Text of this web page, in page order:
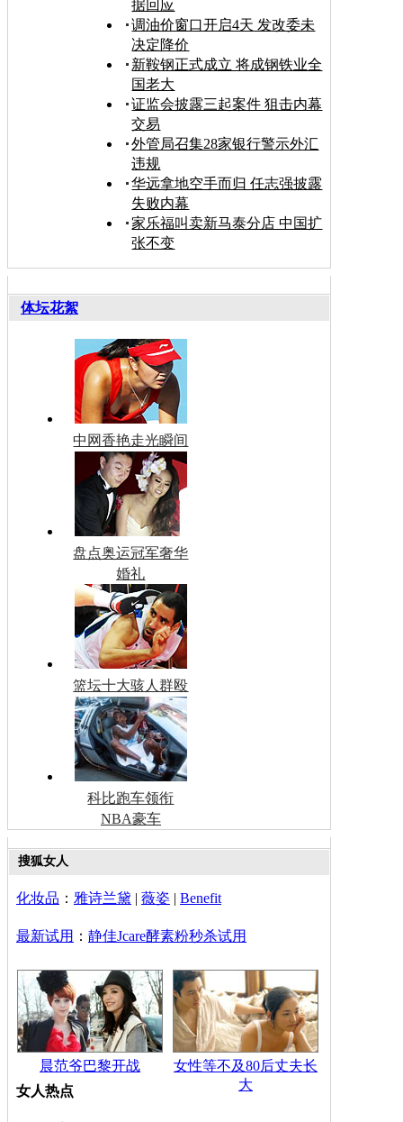
据回应
调油价窗口开启4天 发改委未
决定降价
新鞍钢正式成立 将成钢铁业全
国老大
证监会披露三起案件 狙击内幕
交易
外管局召集28家银行警示外汇
违规
华远拿地空手而归 任志强披露
失败内幕
家乐福叫卖新马泰分店 中国扩
张不变
体坛花絮
中网香艳走光瞬间
盘点奥运冠军奢华
婚礼
篮坛十大骇人群殴
科比跑车领衔
NBA豪车
搜狐女人
化妆品 ： 雅诗兰黛 | 薇姿 | Benefit
最新试用 ： 静佳Jcare酵素粉秒杀试用
晨范爷巴黎开战
女性等不及80后丈夫长
大
女人热点